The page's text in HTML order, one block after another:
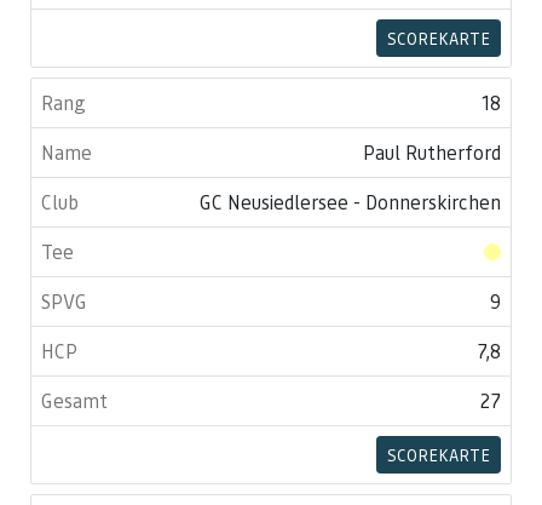
SCOREKARTE
18
Paul Rutherford
GC Neusiedlersee - Donnerskirchen
9
7,8
27
SCOREKARTE